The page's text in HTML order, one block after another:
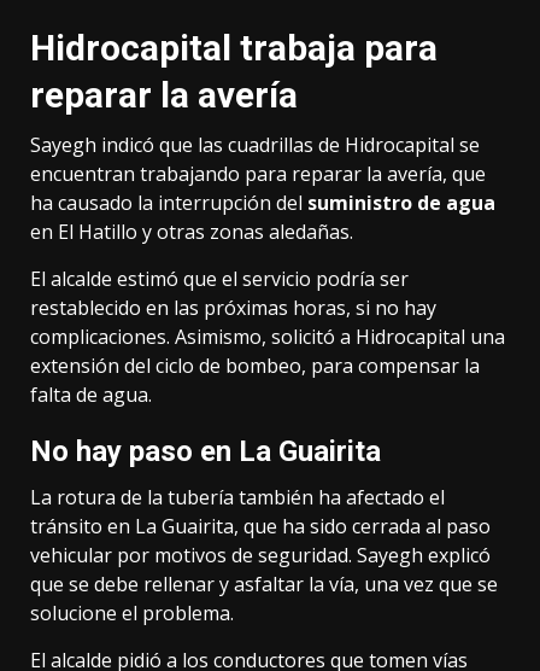
Hidrocapital trabaja para
reparar la avería
Sayegh indicó que las cuadrillas de Hidrocapital se
encuentran trabajando para reparar la avería, que
ha causado la interrupción del suministro de agua
en El Hatillo y otras zonas aledañas.
El alcalde estimó que el servicio podría ser
restablecido en las próximas horas, si no hay
complicaciones. Asimismo, solicitó a Hidrocapital una
extensión del ciclo de bombeo, para compensar la
falta de agua.
No hay paso en La Guairita
La rotura de la tubería también ha afectado el
tránsito en La Guairita, que ha sido cerrada al paso
vehicular por motivos de seguridad. Sayegh explicó
que se debe rellenar y asfaltar la vía, una vez que se
solucione el problema.
El alcalde pidió a los conductores que tomen vías